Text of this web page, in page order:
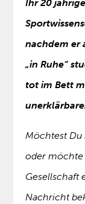
Ihr 20
nachdem er
„in Ruhe“
tot im Bett
Möchtest Du
oder möchte
Gesellschaft
Nachricht